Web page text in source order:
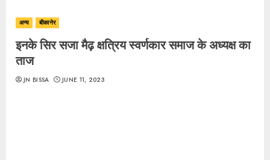
अन्य बीकानेर
इनके सिर सजा मैढ़ क्षत्रिय स्वर्णकार समाज के अध्यक्ष का
ताज
JN BISSA JUNE 11, 2023